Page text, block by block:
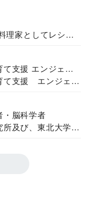
家としてレシピ
支援 エンジェル
て支援 エンジェル
・脳科学者
及び、東北大学大